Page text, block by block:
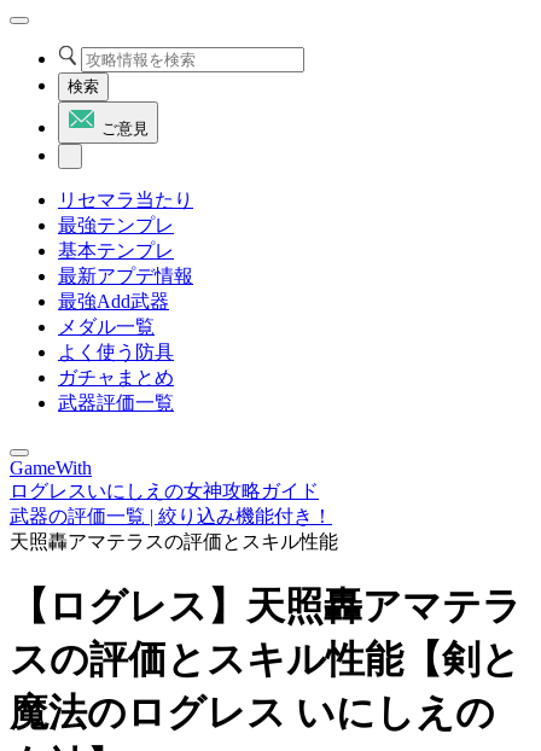
検索
ご意見
リセマラ当たり
最強テンプレ
基本テンプレ
最新アプデ情報
最強Add武器
メダル一覧
よく使う防具
ガチャまとめ
武器評価一覧
GameWith
ログレスいにしえの女神攻略ガイド
武器の評価一覧 | 絞り込み機能付き！
天照轟アマテラスの評価とスキル性能
【ログレス】天照轟アマテラ
スの評価とスキル性能【剣と
魔法のログレス いにしえの